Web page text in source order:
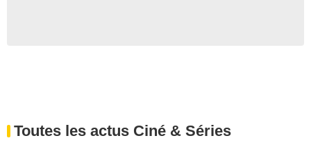
Toutes les actus Ciné & Séries